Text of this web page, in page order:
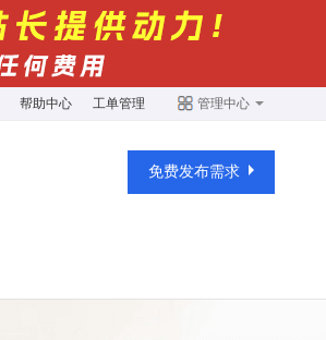
帮助中心 工单管理 管理中心
免费发布需求